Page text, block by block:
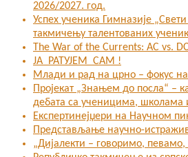
2026/2027. год.
Успех ученика Гимназије
такмичењу талентованих
The War of the Currents: AC vs.
ЈА РАТУЈЕМ САМ !
Млади и рад на црно – фокус
Пројекат „Знањем до посла“ –
дебата са ученицима, школама
Експертинејџери на Научном
Представљање научно-
„Дијалекти – говоримо,